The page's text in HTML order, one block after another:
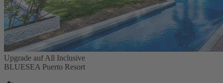
Upgrade auf All Inclusive
BLUESEA Puerto Resort